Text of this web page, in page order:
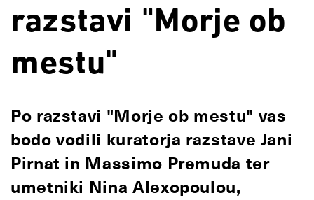
razstavi "Morje ob
mestu"
Po razstavi "Morje ob mestu" vas
bodo vodili kuratorja razstave Jani
Pirnat in Massimo Premuda ter
umetniki Nina Alexopoulou,